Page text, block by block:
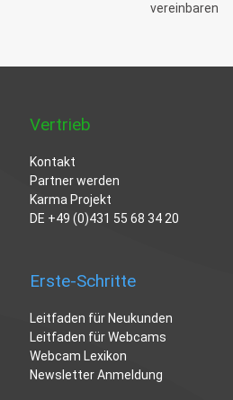
vereinbaren
Vertrieb
Kontakt
Partner werden
Karma Projekt
DE +49 (0)431 55 68 34 20
Erste-Schritte
Leitfaden für Neukunden
Leitfaden für Webcams
Webcam Lexikon
Newsletter Anmeldung